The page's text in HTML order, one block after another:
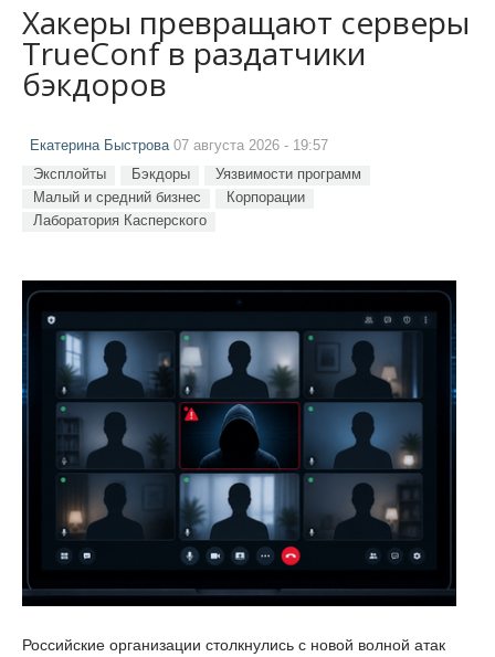
Хакеры превращают серверы
TrueConf в раздатчики
бэкдоров
Екатерина Быстрова07 августа 2026 - 19:57
Эксплойты Бэкдоры
Уязвимости программ
Малый и средний бизнес
Корпорации
Лаборатория Касперского
Российские организации столкнулись с новой волной атак